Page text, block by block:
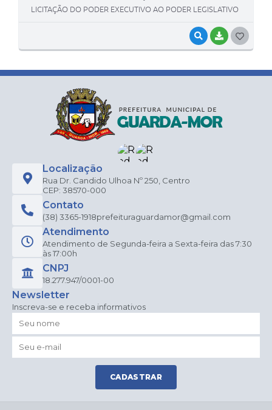
VISUALIZAR
BAIXAR
LICITAÇÃO DO PODER EXECUTIVO AO PODER LEGISLATIVO
Localização
Rua Dr. Candido Ulhoa Nº 250, Centro
CEP: 38570-000
Contato
(38) 3365-1918prefeituraguardamor@gmail.com
Atendimento
Atendimento de Segunda-feira a Sexta-feira das 7:30
às 17:00h
CNPJ
18.277.947/0001-00
Newsletter
Inscreva-se e receba informativos
CADASTRAR